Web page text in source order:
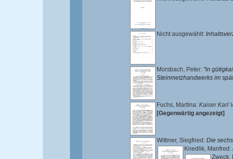
Nicht ausgewählt:
Morsbach, Peter: "in
Steinmetzhandwerks im
Fuchs, Martina: Kaiser Karl
[Gegenwärtig angezeigt]
Wittmer, Siegfried : Die
Knedlik, Manfred :
Zweck,